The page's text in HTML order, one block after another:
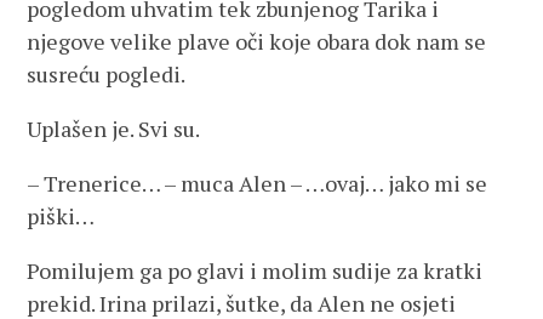
pogledom uhvatim tek zbunjenog Tarika i
njegove velike plave oči koje obara dok nam se
susreću pogledi.
Uplašen je. Svi su.
– Trenerice… – muca Alen – …ovaj… jako mi se
piški…
Pomilujem ga po glavi i molim sudije za kratki
prekid. Irina prilazi, šutke, da Alen ne osjeti